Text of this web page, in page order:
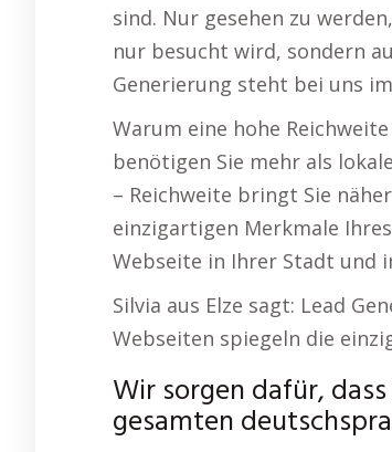
sind. Nur gesehen zu
nur besucht wird, sondern
Generierung steht bei uns
Warum eine hohe
benötigen Sie mehr als
– Reichweite bringt Sie
einzigartigen Merkmale
Webseite in Ihrer Stadt und
Silvia aus Elze sagt: Lead
Webseiten spiegeln die
Wir sorgen dafür,
gesamten